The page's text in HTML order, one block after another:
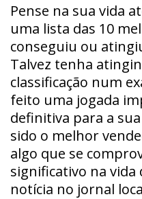
Pense na sua vida
uma lista das 10
conseguiu ou
Talvez tenha
classificação num
feito uma jogada
definitiva para a
sido o melhor
algo que se
significativo na vida
notícia no jornal